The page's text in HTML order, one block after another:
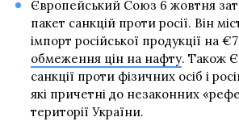
Європейський Союз 6 жовтня
пакет санкцій проти росії. Він
імпорт російської продукції на €7
обмеження цін на нафту. Також
санкції проти фізичних осіб і
які причетні до незаконних
території України.